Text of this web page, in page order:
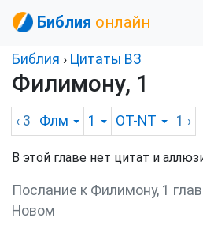
Библия онлайн
Библия › Цитаты ВЗ
Филимону, 1
‹ 3 Флм 1 OT-NT 1 ›
В этой главе нет цитат и
Послание к Филимону, 1
Новом